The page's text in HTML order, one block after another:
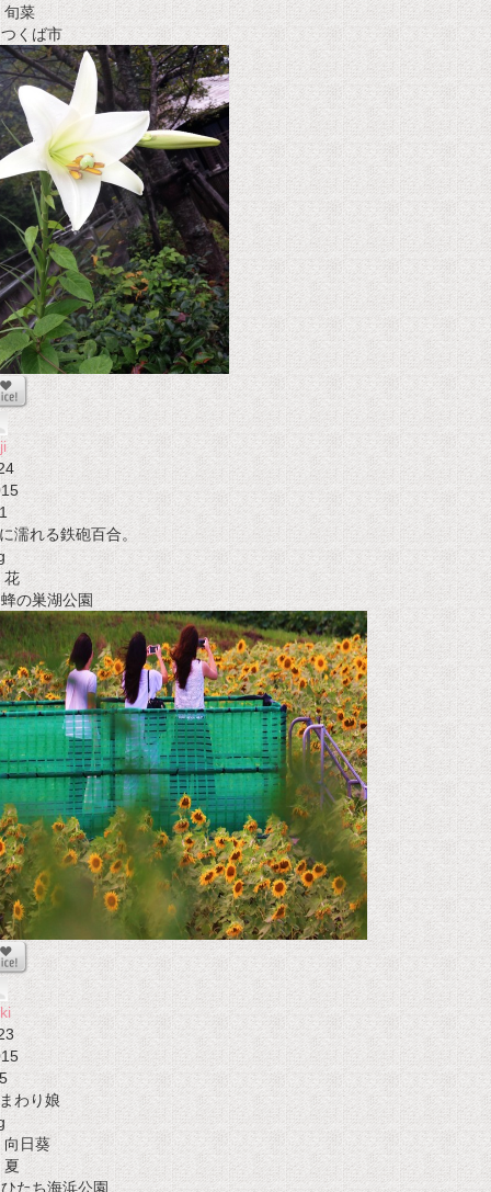
旬菜
くば市
1
濡れる鉄砲百合。
花
の巣湖公園
5
わり娘
向日葵
夏
たち海浜公園